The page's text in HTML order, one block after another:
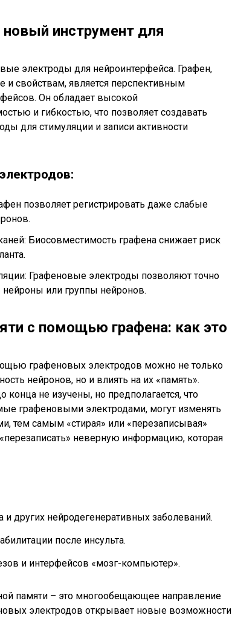
инструмент для
электроды для нейроинтерфейса. Графен,
и свойствам, является перспективным
Он обладает высокой
и гибкостью, что позволяет создавать
для стимуляции и записи активности
позволяет регистрировать даже слабые
Биосовместимость графена снижает риск
Графеновые электроды позволяют точно
или группы нейронов.
с помощью графена: как это
графеновых электродов можно не только
нейронов, но и влиять на их «память».
не изучены, но предполагается, что
графеновыми электродами, могут изменять
тем самым «стирая» или «перезаписывая»
неверную информацию, которая
других нейродегенеративных заболеваний.
после инсульта.
и интерфейсов «мозг-компьютер».
памяти – это многообещающее направление
электродов открывает новые возможности